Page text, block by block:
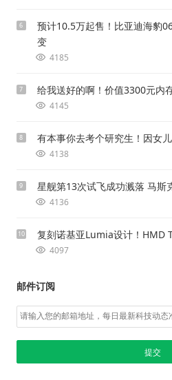
6
预计10.5万起售！比亚迪海豹
变
4185
7 给我送好的啊！价值3300元内
4145
8 有本事你去考个研究生！因女
4138
9 星舰第13次试飞成功溅落 马斯
4136
10 复刻诺基亚Lumia设计！HMD
4097
邮件订阅